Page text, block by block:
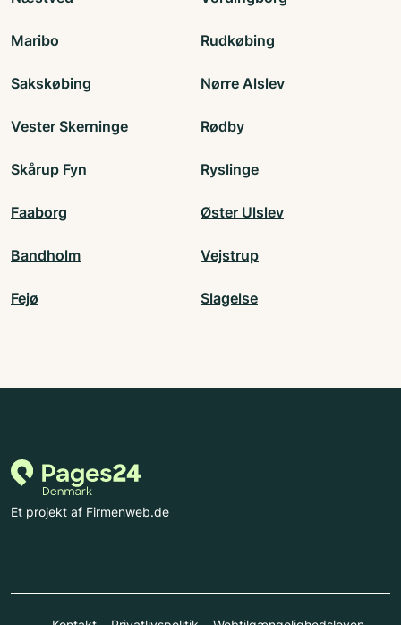
Maribo Rudkøbing
Sakskøbing Nørre Alslev
Vester Skerninge Rødby
Skårup Fyn Ryslinge
Faaborg Øster Ulslev
Bandholm Vejstrup
Fejø Slagelse
Et projekt af Firmenweb.de